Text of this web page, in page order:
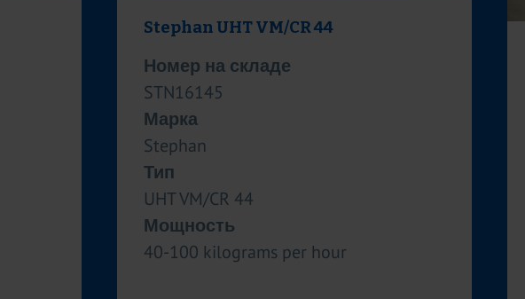
Stephan UHT VM/CR 44
Номер на складе
STN16145
Марка
Stephan
Тип
UHT VM/CR 44
Мощность
40-100 kilograms per hour